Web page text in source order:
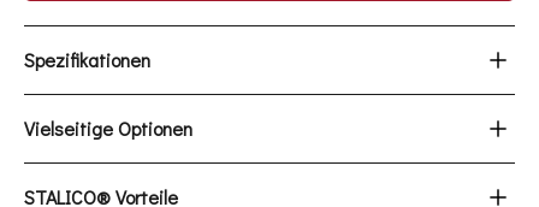
Spezifikationen
Anschluss an 230-V-Netz oder Generator möglich
pro 6 Stück koppelbar
Gewicht: 420 kg
Vielseitige Optionen
Leuchteinheit sorgt für 360° Sicherheit, Tag und Nacht.
STALICO® Vorteile